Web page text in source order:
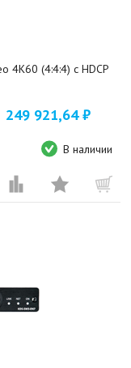
4K60 (4:4:4) с HDCP
249 921,64 ₽
В наличии